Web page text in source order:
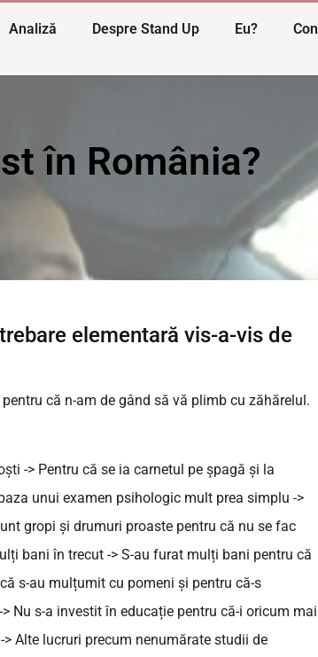
Analiză Despre Stand Up Eu?
în România?
elementară vis-a-vis de
că n-am de gând să vă plimb cu zăhărelul.
-> Pentru că se ia carnetul pe șpagă și la
unui examen psihologic mult prea simplu ->
gropi și drumuri proaste pentru că nu se fac
bani în trecut -> S-au furat mulți bani pentru că
s-au mulțumit cu pomeni și pentru că-s
Nu s-a investit în educație pentru că-i oricum mai
Alte lucruri precum nenumărate studii de